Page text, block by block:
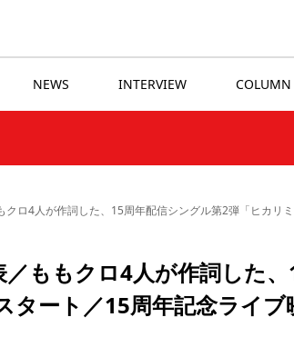
NEWS INTERVIEW COLUMN
クロ4人が作詞した、15周年配信シングル第2弾「ヒカ
ももクロ4人が作詞した
タート／15周年記念ライ